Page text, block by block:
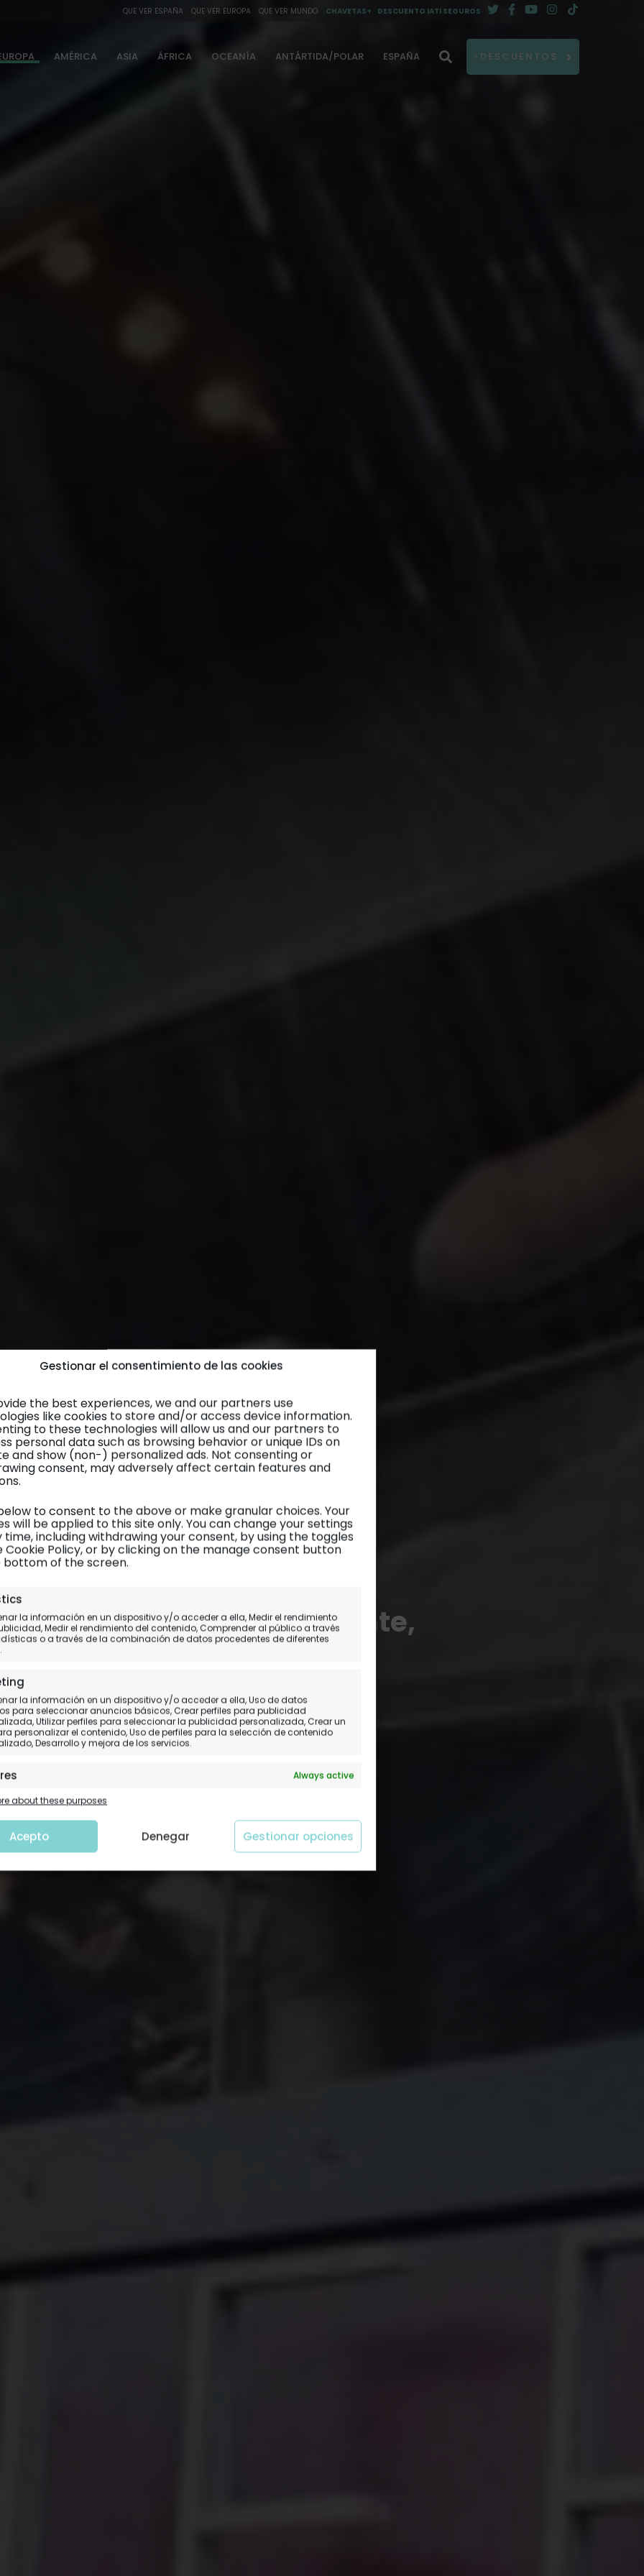
Gestionar el consentimiento de las cookies
the best experiences, we and our partners use
like cookies to store and/or access device information.
to these technologies will allow us and our partners to
personal data such as browsing behavior or unique IDs on
and show (non-) personalized ads. Not consenting or
consent, may adversely affect certain features and
to consent to the above or make granular choices. Your
will be applied to this site only. You can change your settings
time, including withdrawing your consent, by using the toggles
Cookie Policy, or by clicking on the manage consent button
of the screen.
la información en un dispositivo y/o acceder a ella, Medir el rendimiento
Medir el rendimiento del contenido, Comprender al público a través
o a través de la combinación de datos procedentes de diferentes
la información en un dispositivo y/o acceder a ella, Uso de datos
para seleccionar anuncios básicos, Crear perfiles para publicidad
Utilizar perfiles para seleccionar la publicidad personalizada, Crear un
personalizar el contenido, Uso de perfiles para la selección de contenido
Desarrollo y mejora de los servicios.
Always active
Vincular diferentes dispositivos, Identificación de
la seguridad, evitar y detectar fraudes, y
fallos, Ofrecer y presentar publicidad y Always active
about these purposes
Acepto Denegar Gestionar opciones
QUE VER ESPAÑA QUE VER EUROPA QUE VER MUNDO CHAVETAS+ DESCUENTO IATI SEGUROS
AMÉRICA ASIA ÁFRICA OCEANÍA ANTÁRTIDA/POLAR ESPAÑA ⚡DESCUENTOS
la Torre Eiffel: restaurante,
precios y opinión
experiencia de una velada romántica en París